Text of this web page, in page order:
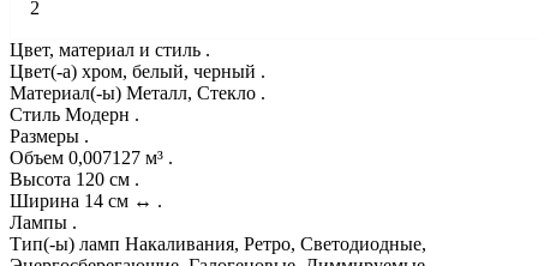
2
Цвет, материал и стиль .
Цвет(-а) хром, белый, черный .
Материал(-ы) Металл, Стекло .
Стиль Модерн .
Размеры .
Объем 0,007127 м³ .
Высота 120 см .
Ширина 14 см ↔ .
Лампы .
Тип(-ы) ламп Накаливания, Ретро, Светодиодные,